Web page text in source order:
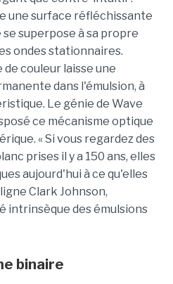
une surface réfléchissante
superpose à sa propre
ondes stationnaires.
couleur laisse une
dans l'émulsion, à
Le génie de Wave
ce mécanisme optique
« Si vous regardez des
prises il y a 150 ans, elles
aujourd'hui à ce qu'elles
Clark Johnson,
intrinsèque des émulsions
binaire